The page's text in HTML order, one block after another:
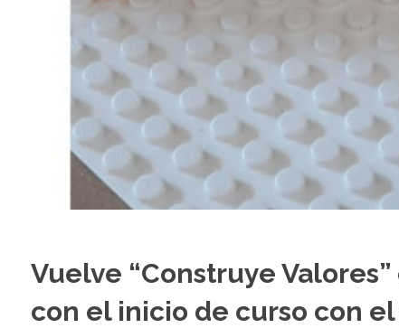
Vuelve “Construye
con el inicio de curso con